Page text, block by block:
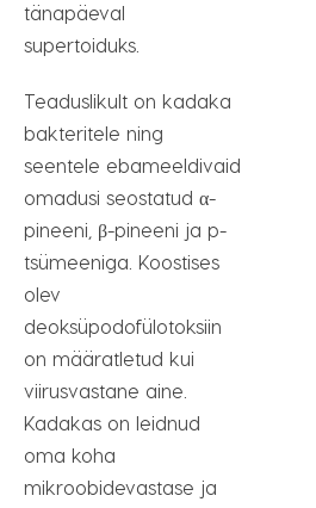
tänapäeval
supertoiduks.
Teaduslikult on kadaka
bakteritele ning
seentele ebameeldivaid
omadusi seostatud α-
pineeni, β-pineeni ja p-
tsümeeniga. Koostises
olev
deoksüpodofülotoksiin
on määratletud kui
viirusvastane aine.
Kadakas on leidnud
oma koha
mikroobidevastase ja